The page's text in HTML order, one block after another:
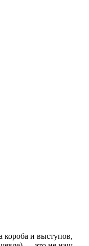
короба и выступов,